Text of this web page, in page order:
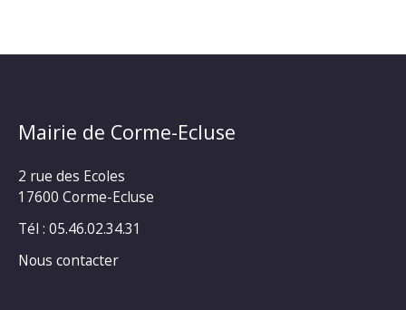
Mairie de Corme-Ecluse
2 rue des Ecoles
17600 Corme-Ecluse
Tél : 05.46.02.34.31
Nous contacter